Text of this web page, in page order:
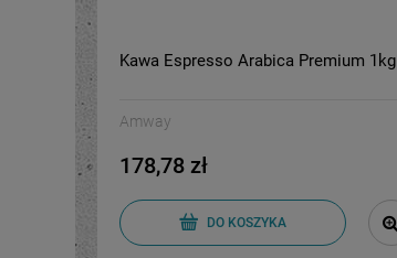
Kawa Espresso Arabica Premium 1kg
Amway
178,78 zł
DO KOSZYKA